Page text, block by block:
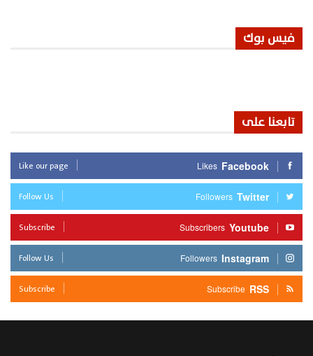
فيس بوك
تابعنا على
Facebook
Likes
Like our page
Twitter
Followers
Follow Us
Youtube
Subscribers
Subscribe
Instagram
Followers
Follow Us
RSS
Subscribe
Subscribe